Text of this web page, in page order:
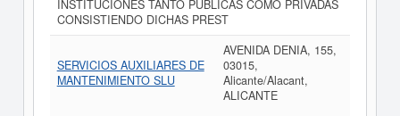
INSTITUCIONES TANTO PUBLICAS COMO PRIVADAS
CONSISTIENDO DICHAS PREST
SERVICIOS AUXILIARES DE
MANTENIMIENTO SLU
AVENIDA DENIA, 155,
03015,
Alicante/Alacant,
ALICANTE